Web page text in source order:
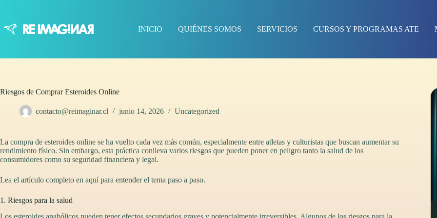
INICIO
QUIÉNES SOMOS SERVICIOS CURSOS Y PROGRAMAS ATE
Riesgos de Comprar Esteroides Online
contacto@reimaginar.cl junio 14, 2026 Uncategorized
La compra de esteroides online se ha vuelto cada vez más común, especialmente entre atletas y culturistas que buscan aumentar su
rendimiento físico. Sin embargo, esta práctica conlleva varios riesgos que pueden poner en peligro tanto la salud de los
consumidores como su seguridad financiera y legal.
Lea el artículo completo en aquípara entender el tema paso a paso.
1. Riesgos para la salud
Los esteroides anabólicos pueden tener efectos secundarios graves y potencialmente irreversibles. Algunos de los riesgos para la